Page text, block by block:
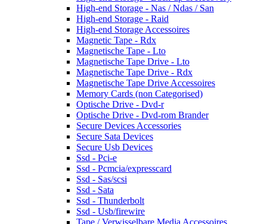
High-end Storage - Nas / Ndas / San
High-end Storage - Raid
High-end Storage Accessoires
Magnetic Tape - Rdx
Magnetische Tape - Lto
Magnetische Tape Drive - Lto
Magnetische Tape Drive - Rdx
Magnetische Tape Drive Accessoires
Memory Cards (non Categorised)
Optische Drive - Dvd-r
Optische Drive - Dvd-rom Brander
Secure Devices Accessories
Secure Sata Devices
Secure Usb Devices
Ssd - Pci-e
Ssd - Pcmcia/expresscard
Ssd - Sas/scsi
Ssd - Sata
Ssd - Thunderbolt
Ssd - Usb/firewire
Tape / Verwisselbare Media Accessoires